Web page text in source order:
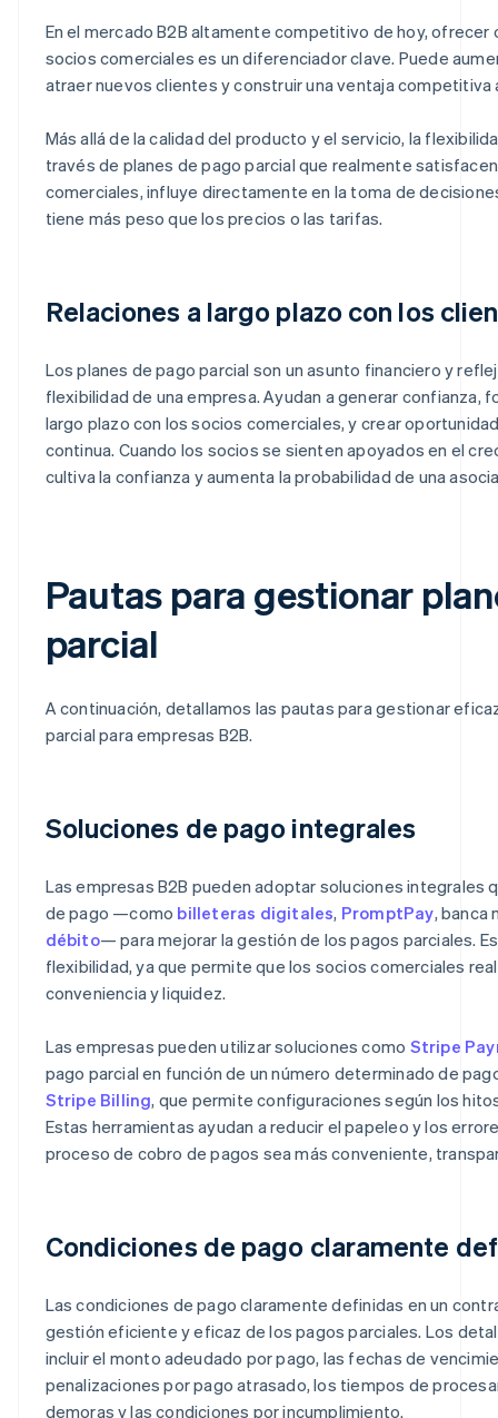
En el mercado B2B altamente competitivo de hoy, ofrecer
socios comerciales es un diferenciador clave. Puede
atraer nuevos clientes y construir una ventaja competitiva
Más allá de la calidad del producto y el servicio, la
través de planes de pago parcial que realmente
comerciales, influye directamente en la toma de
tiene más peso que los precios o las tarifas.
Relaciones a largo plazo con los
Los planes de pago parcial son un asunto financiero y
flexibilidad de una empresa. Ayudan a generar confianza,
largo plazo con los socios comerciales, y crear
continua. Cuando los socios se sienten apoyados en el
cultiva la confianza y aumenta la probabilidad de una
Pautas para gestionar
parcial
A continuación, detallamos las pautas para gestionar
parcial para empresas B2B.
Soluciones de pago integrales
Las empresas B2B pueden adoptar soluciones integrales
de pago —como billeteras digitales, PromptPay, banca
débito— para mejorar la gestión de los pagos parciales.
flexibilidad, ya que permite que los socios comerciales
conveniencia y liquidez.
Las empresas pueden utilizar soluciones como Stripe
pago parcial en función de un número determinado de
Stripe Billing, que permite configuraciones según los
Estas herramientas ayudan a reducir el papeleo y los
proceso de cobro de pagos sea más conveniente,
Condiciones de pago claramente
Las condiciones de pago claramente definidas en un
gestión eficiente y eficaz de los pagos parciales. Los
incluir el monto adeudado por pago, las fechas de
penalizaciones por pago atrasado, los tiempos de
demoras y las condiciones por incumplimiento.